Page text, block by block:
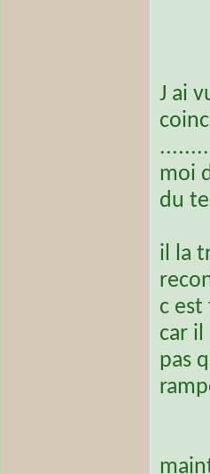
J ai
moi
du
il la
c est
car il
pas